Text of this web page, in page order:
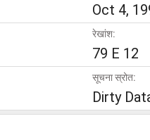
Oct 4,
रेखांश:
79 E 12
सूचना स्रोत:
Dirty